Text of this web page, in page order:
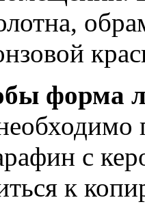
форма
с
к